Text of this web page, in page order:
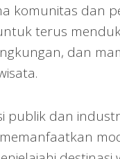
komunitas dan
terus
dan
publik dan